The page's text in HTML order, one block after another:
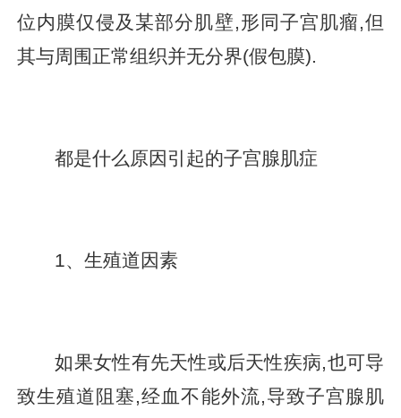
位内膜仅侵及某部分肌壁,形同子宫肌瘤,但
其与周围正常组织并无分界(假包膜).
都是什么原因引起的子宫腺肌症
1、生殖道因素
如果女性有先天性或后天性疾病,也可导
致生殖道阻塞,经血不能外流,导致子宫腺肌